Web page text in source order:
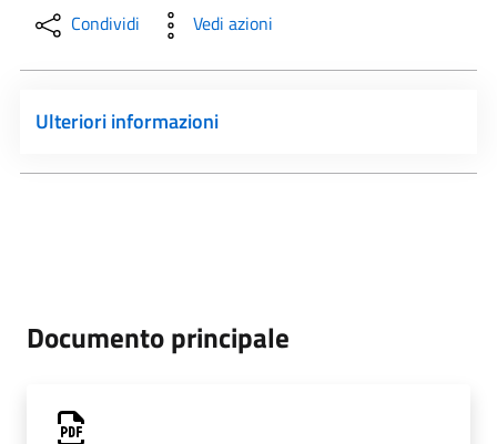
Condividi Vedi azioni
Ulteriori informazioni
Documento principale